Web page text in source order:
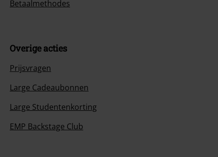
Betaalmethodes
Overige acties
Prijsvragen
Large Cadeaubonnen
Large Studentenkorting
EMP Backstage Club